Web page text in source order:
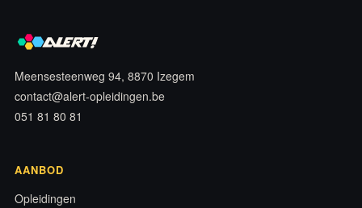
Meensesteenweg 94, 8870 Izegem
contact@alert-opleidingen.be
051 81 80 81
AANBOD
Opleidingen